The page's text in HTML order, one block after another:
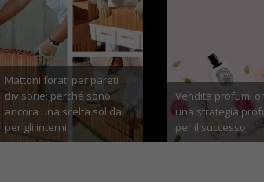
Mattoni forati per pareti
divisorie: perché sono
ancora una scelta solida
per gli interni
Vendita profumi
una strategia
per il successo